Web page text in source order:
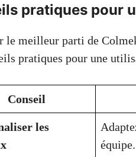
pratiques pour
le meilleur parti de
pratiques pour une
Conseil
les
équipe.